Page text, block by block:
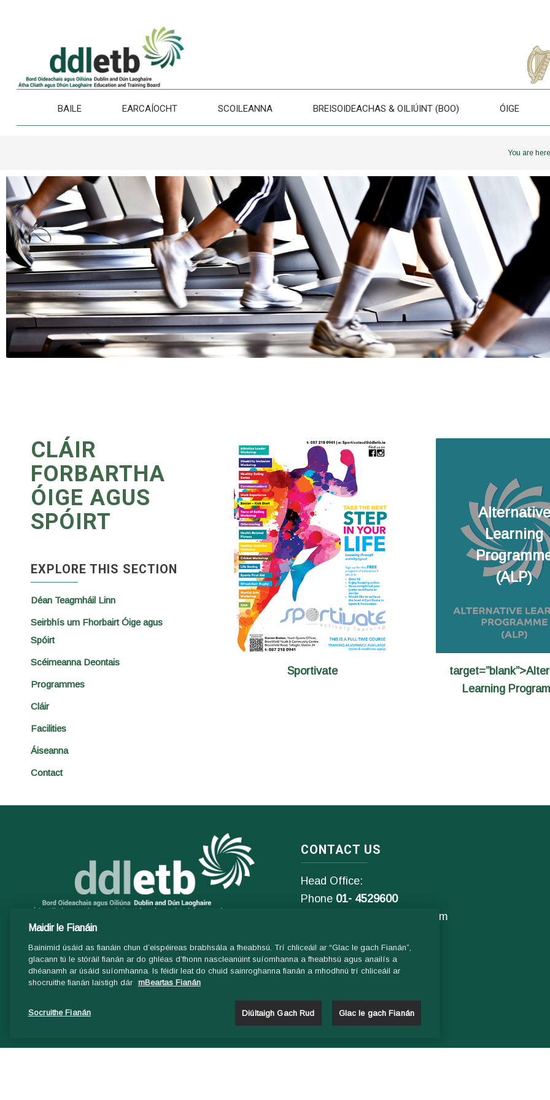
BAILE EARCAÍOCHT SCOILEANNA BREISOIDEACHAS & OILIÚINT (BOO) ÓIGE
You are
CLÁIR
FORBARTHA
ÓIGE AGUS
SPÓIRT
EXPLORE THIS SECTION
Déan Teagmháil Linn
Seirbhís um Fhorbairt Óige agus
Spóirt
Scéimeanna Deontais
Programmes
Cláir
Facilities
Áiseanna
Contact
Sportivate
DDLETB
Sportivate
Alternative
Learning
(ALP)
Learning
CONTACT US
Head Office:
Phone 01- 4529600
9.00 am – 1 pm & 2pm – 5pm
Email:
Charity Number: 20083526
Maidir le Fianáin
Bainimid úsáid as fianáin chun d’eispéireas brabhsála a fheabhsú. Trí chliceáil ar “Glac le gach Fianán”,
glacann tú le stóráil fianán ar do ghléas d’fhonn nascleanúint suíomhanna a fheabhsú agus anailís a
dhéanamh ar úsáid suíomhanna. Is féidir leat do chuid sainroghanna fianán a mhodhnú trí chliceáil ar
shocruithe fianán laistigh dár mBeartas Fianán
Diúltaigh Gach Rud Glac le gach Fianán
Socruithe Fianán